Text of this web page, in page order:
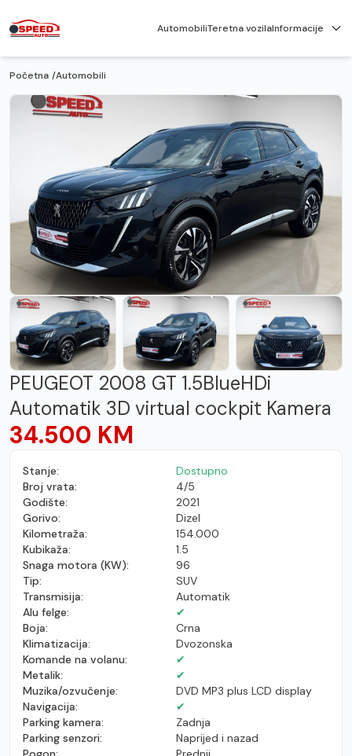
AutomobiliTeretna vozilaInformacije
Početna /Automobili
PEUGEOT 2008 GT 1.5BlueHDi
Automatik 3D virtual cockpit Kamera
34.500 KM
Stanje:
Dostupno
Broj vrata:
4/5
Godište:
2021
Gorivo:
Dizel
Kilometraža:
154.000
Kubikaža:
1.5
Snaga motora (KW):
96
Tip:
SUV
Transmisija:
Automatik
Alu felge:
✔
Boja:
Crna
Klimatizacija:
Dvozonska
Komande na volanu:
✔
Metalik:
✔
Muzika/ozvučenje:
DVD MP3 plus LCD display
Navigacija:
✔
Parking kamera:
Zadnja
Parking senzori:
Naprijed i nazad